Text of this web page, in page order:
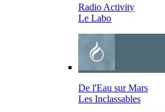
Radio Activity
Le Labo
De l'Eau sur Mars
Les Inclassables